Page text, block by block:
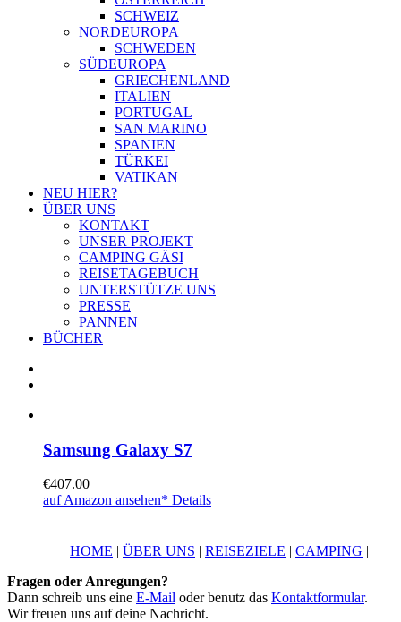
SCHWEIZ
NORDEUROPA
SCHWEDEN
SÜDEUROPA
GRIECHENLAND
ITALIEN
PORTUGAL
SAN MARINO
SPANIEN
TÜRKEI
VATIKAN
NEU HIER?
ÜBER UNS
KONTAKT
UNSER PROJEKT
CAMPING GÄSI
REISETAGEBUCH
UNTERSTÜTZE UNS
PRESSE
PANNEN
BÜCHER
Samsung Galaxy S7
€407.00
auf Amazon ansehen* Details
HOME | ÜBER UNS | REISEZIELE | CAMPING |
Fragen oder Anregungen?
Dann schreib uns eine E-Mail oder benutz das Kontaktformular.
Wir freuen uns auf deine Nachricht.